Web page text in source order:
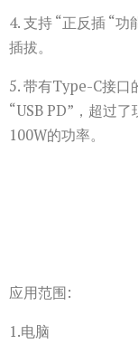
4. 支持 “正反插 “
插拔。
5. 带有Type-C接口
“USB PD”，超过
100W的功率。
应用范围:
1.电脑